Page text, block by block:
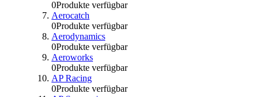
0Produkte verfügbar
Aerocatch
0Produkte verfügbar
Aerodynamics
0Produkte verfügbar
Aeroworks
0Produkte verfügbar
AP Racing
0Produkte verfügbar